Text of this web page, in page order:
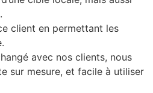
client en permettant les
avec nos clients, nous
sur mesure, et facile à utiliser